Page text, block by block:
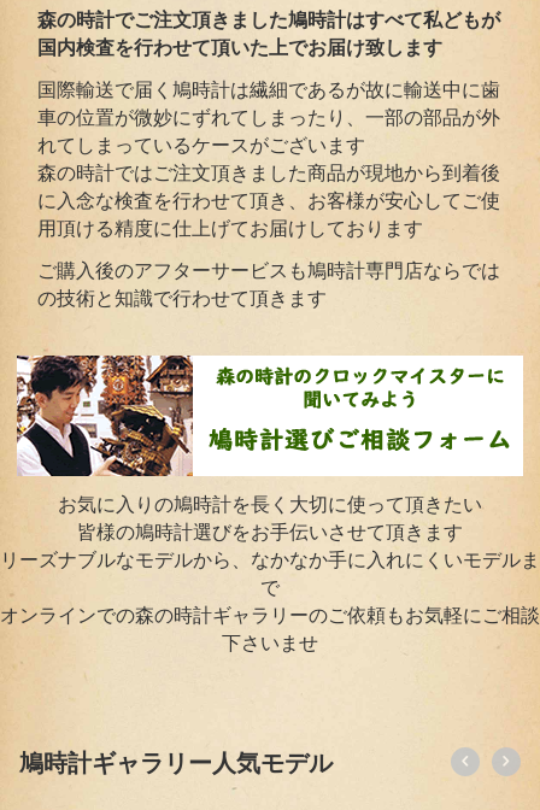
森の時計でご注文頂きました鳩時計はすべて私どもが
国内検査を行わせて頂いた上でお届け致します
国際輸送で届く鳩時計は繊細であるが故に輸送中に歯
車の位置が微妙にずれてしまったり、一部の部品が外
れてしまっているケースがございます
森の時計ではご注文頂きました商品が現地から到着後
に入念な検査を行わせて頂き、お客様が安心してご使
用頂ける精度に仕上げてお届けしております
ご購入後のアフターサービスも鳩時計専門店ならでは
の技術と知識で行わせて頂きます
お気に入りの鳩時計を長く大切に使って頂きたい
皆様の鳩時計選びをお手伝いさせて頂きます
リーズナブルなモデルから、なかなか手に入れにくいモデルま
で
オンラインでの森の時計ギャラリーのご依頼もお気軽にご相談
下さいませ
鳩時計ギャラリー人気モデル